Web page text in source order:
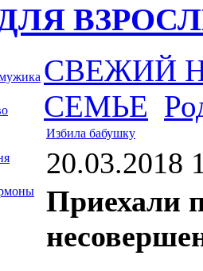
СВЕЖИЙ
СЕМЬЕ
Избила бабушку
20.03.2018
Приехали